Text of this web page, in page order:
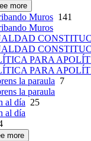
more
Muros 141
Muros
PARA
PARA
la paraula 7
la paraula
al día 25
al día
more